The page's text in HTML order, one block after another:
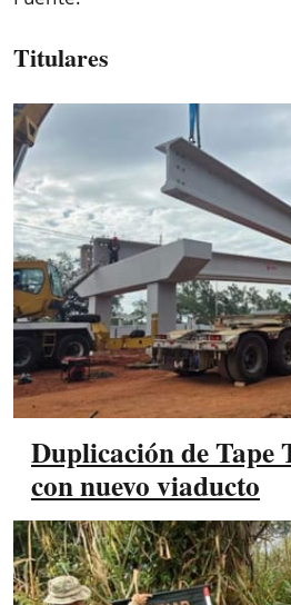
Titulares
Duplicación de Tape
con nuevo viaducto